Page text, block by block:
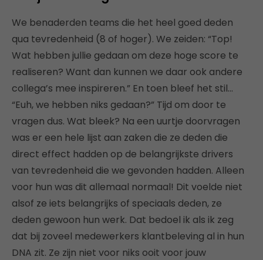
We benaderden teams die het heel goed deden
qua tevredenheid (8 of hoger). We zeiden: “Top!
Wat hebben jullie gedaan om deze hoge score te
realiseren? Want dan kunnen we daar ook andere
collega’s mee inspireren.” En toen bleef het stil…
“Euh, we hebben niks gedaan?” Tijd om door te
vragen dus. Wat bleek? Na een uurtje doorvragen
was er een hele lijst aan zaken die ze deden die
direct effect hadden op de belangrijkste drivers
van tevredenheid die we gevonden hadden. Alleen
voor hun was dit allemaal normaal! Dit voelde niet
alsof ze iets belangrijks of speciaals deden, ze
deden gewoon hun werk. Dat bedoel ik als ik zeg
dat bij zoveel medewerkers klantbeleving al in hun
DNA zit. Ze zijn niet voor niks ooit voor jouw